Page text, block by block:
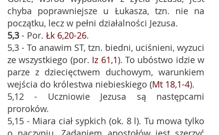
chyba poprawniejsze u Łukasza, tzn. nie na
początku, lecz w pełni działalności Jezusa.
5,3 - Por. Łk 6,20-26.
5,3 - To anawim ST, tzn. biedni, uciśnieni, wyzuci
ze wszystkiego (por. Iz 61,1). To ubóstwo idzie w
parze z dziecięctwem duchowym, warunkiem
wejścia do królestwa niebieskiego (Mt 18,1-4).
5,12 - Uczniowie Jezusa są następcami
proroków.
5,15 - Miara ciał sypkich (ok. 8 l). Tu mowa tylko